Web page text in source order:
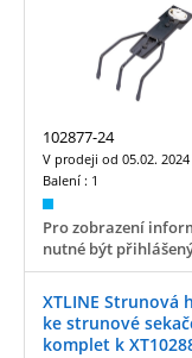
102877-24
V prodeji od 05.02. 2024
Balení : 1
Pro zobrazení
nutné být
XTLINE Strunová
ke strunové
komplet k